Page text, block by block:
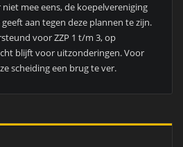
mee eens, de koepelvereniging
aan tegen deze plannen te zijn.
voor ZZP 1 t/m 3, op
blijft voor uitzonderingen. Voor
scheiding een brug te ver.